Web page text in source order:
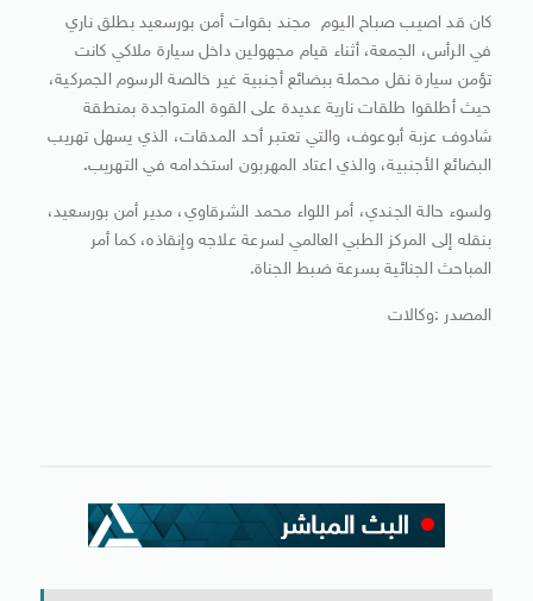
كان قد اصيب صباح اليوم مجند بقوات أمن بورسعيد بطلق ناري
في الرأس، الجمعة، أثناء قيام مجهولين داخل سيارة ملاكي كانت
تؤمن سيارة نقل محملة ببضائع أجنبية غير خالصة الرسوم الجمركية،
حيث أطلقوا طلقات نارية عديدة على القوة المتواجدة بمنطقة
شادوف عزبة أبوعوف، والتي تعتبر أحد المدقات، الذي يسهل تهريب
البضائع الأجنبية، والذي اعتاد المهربون استخدامه في التهريب.
ولسوء حالة الجندي، أمر اللواء محمد الشرقاوي، مدير أمن بورسعيد،
بنقله إلى المركز الطبي العالمي لسرعة علاجه وإنقاذه، كما أمر
المباحث الجنائية بسرعة ضبط الجناة.
المصدر :وكالات